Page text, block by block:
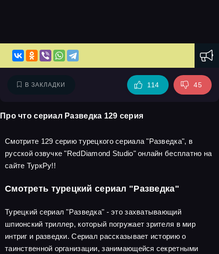
В ЗАКЛАДКИ 114 45
Про что сериал Разведка 129 серия
Смотрите 129 серию турецкого сериала "Разведка", в
русской озвучке "RedDiamond Studio" онлайн бесплатно на
сайте ТуркРу!!
Смотреть турецкий сериал "Разведка"
Турецкий сериал "Разведка" - это захватывающий
шпионский триллер, который погружает зрителя в мир
интриг и разведки. Сериал рассказывает историю о
таинственной организации, занимающейся секретными